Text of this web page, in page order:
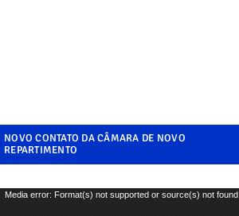
NOVO CONTATO DA CÂMARA DE NOVO
REPARTIMENTO
Media error: Format(s) not supported or source(s) not found